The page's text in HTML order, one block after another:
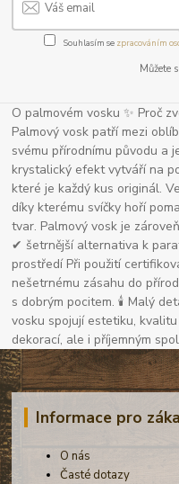
Souhlasím se zpracováním
Můžete
O palmovém vosku ✨ Proč
Palmový vosk patří mezi
svému přírodnímu původu a
krystalický efekt vytváří na
které je každý kus originál.
díky kterému svíčky hoří
tvar. Palmový vosk je
✔ šetrnější alternativa k
prostředí Při použití
nešetrnému zásahu do
s dobrým pocitem. 🕯 Malý
vosku spojují estetiku,
dekorací, ale i příjemným
Informace pro
O nás
Časté dotazy